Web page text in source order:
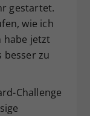
gestartet.
wie ich
habe jetzt
besser zu
Challenge